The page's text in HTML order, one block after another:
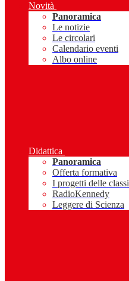
Novità
Panoramica
Le notizie
Le circolari
Calendario eventi
Albo online
Didattica
Panoramica
Offerta formativa
I progetti delle classi
RadioKennedy
Leggere di Scienza